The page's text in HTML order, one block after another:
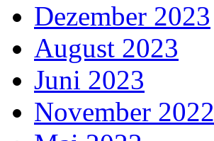
Dezember 2023
August 2023
Juni 2023
November 2022